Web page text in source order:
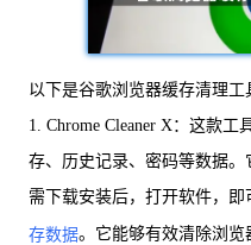
以下是谷歌浏览器缓存清理工
1. Chrome Cleaner X：这款
存、历史记录、密码等数据
需下载安装后，打开软件，即
存数据。它能够有效清除浏览